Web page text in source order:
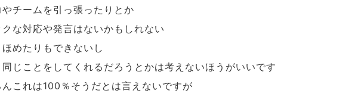
チームを引っ張ったりとか
クな対応や発言はないかもしれない
ほめたりもできないし
同じことをしてくれるだろうとかは考えないほうがいいです
んこれは100 ％そうだとは言えないですが